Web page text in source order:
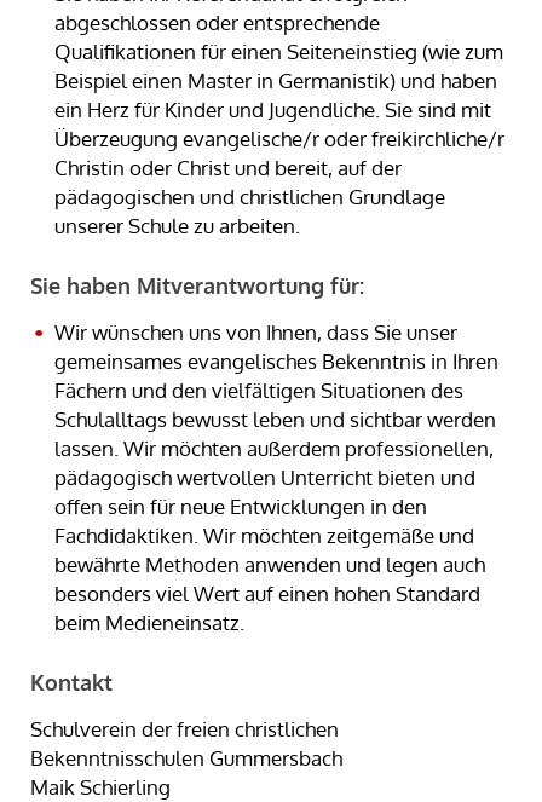
abgeschlossen oder entsprechende
Qualifikationen für einen Seiteneinstieg (wie zum
Beispiel einen Master in Germanistik) und haben
ein Herz für Kinder und Jugendliche. Sie sind mit
Überzeugung evangelische/r oder freikirchliche/r
Christin oder Christ und bereit, auf der
pädagogischen und christlichen Grundlage
unserer Schule zu arbeiten.
Sie haben Mitverantwortung für:
Wir wünschen uns von Ihnen, dass Sie unser
gemeinsames evangelisches Bekenntnis in Ihren
Fächern und den vielfältigen Situationen des
Schulalltags bewusst leben und sichtbar werden
lassen. Wir möchten außerdem professionellen,
pädagogisch wertvollen Unterricht bieten und
offen sein für neue Entwicklungen in den
Fachdidaktiken. Wir möchten zeitgemäße und
bewährte Methoden anwenden und legen auch
besonders viel Wert auf einen hohen Standard
beim Medieneinsatz.
Kontakt
Schulverein der freien christlichen
Bekenntnisschulen Gummersbach
Maik Schierling